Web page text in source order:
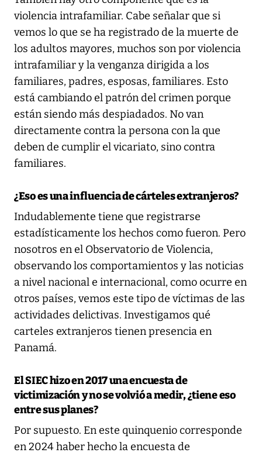
violencia intrafamiliar. Cabe señalar que si
vemos lo que se ha registrado de la muerte de
los adultos mayores, muchos son por violencia
intrafamiliar y la venganza dirigida a los
familiares, padres, esposas, familiares. Esto
está cambiando el patrón del crimen porque
están siendo más despiadados. No van
directamente contra la persona con la que
deben de cumplir el vicariato, sino contra
familiares.
¿Eso es una influencia de cárteles extranjeros?
Indudablemente tiene que registrarse
estadísticamente los hechos como fueron. Pero
nosotros en el Observatorio de Violencia,
observando los comportamientos y las noticias
a nivel nacional e internacional, como ocurre en
otros países, vemos este tipo de víctimas de las
actividades delictivas. Investigamos qué
carteles extranjeros tienen presencia en
Panamá.
El SIEC hizo en 2017 una encuesta de
victimización y no se volvió a medir, ¿tiene eso
entre sus planes?
Por supuesto. En este quinquenio corresponde
en 2024 haber hecho la encuesta de